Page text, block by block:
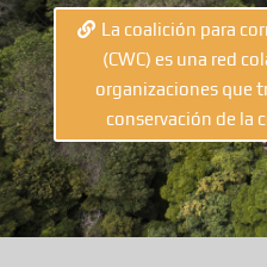
La coalición para
(CWC) es una red
organizaciones que
conservación de la